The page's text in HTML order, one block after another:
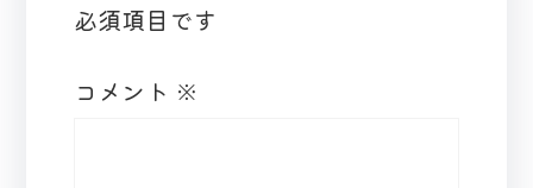
必須項目です
コメント ※